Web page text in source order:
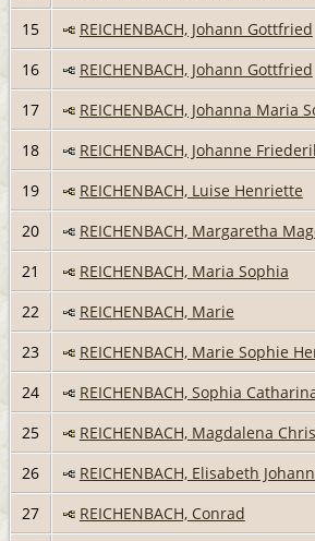
15
REICHENBACH, Johann Gottfried
16
REICHENBACH, Johann Gottfried
17
REICHENBACH, Johanna Maria
18
REICHENBACH, Johanne
19
REICHENBACH, Luise Henriette
20
REICHENBACH, Margaretha
21
REICHENBACH, Maria Sophia
22
REICHENBACH, Marie
23
REICHENBACH, Marie Sophie
24
REICHENBACH, Sophia
25
REICHENBACH, Magdalena
26
REICHENBACH, Elisabeth
27
REICHENBACH, Conrad